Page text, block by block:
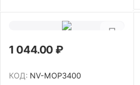
1 044.00₽
КОД: NV-MOP3400